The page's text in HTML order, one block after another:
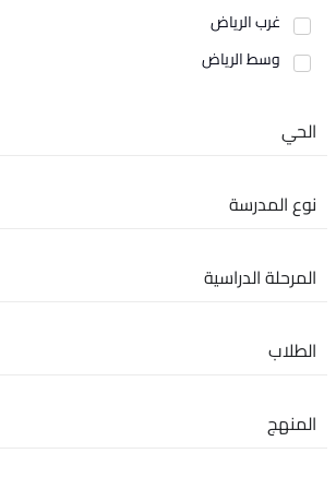
غرب الرياض
وسط الرياض
الحي
نوع المدرسة
المرحلة الدراسية
الطلاب
المنهج